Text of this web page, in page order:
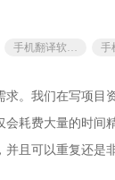
手机翻译软件哪个好 手
求。我们在写项目
会耗费大量的时间
并且可以重复还是